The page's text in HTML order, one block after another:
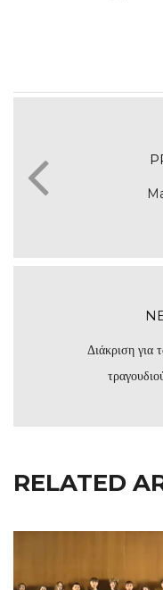
Διάκριση για
RELATED